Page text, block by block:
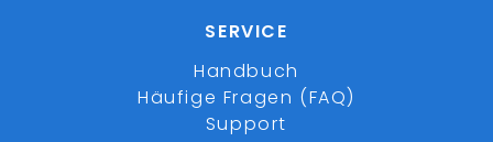
SERVICE
Handbuch
Häufige Fragen (FAQ)
Support